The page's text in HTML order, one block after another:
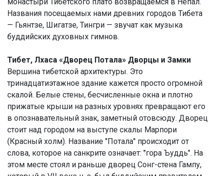
Названия посещаемых нами древних городов Тибета
— Гьянтзе, Шигатзе, Тингри — звучат как музыка
буддийских духовных гимнов.
Тибет, Лхаса «Дворец Потала» Дворцы и Замки
Вершина тибетской архитектуры. Это
тринадцатиэтажное здание кажется просто огромной
скалой. Белые стены, бесчисленные окна и плотно
прижатые крыши на разных уровнях превращают его
в опознавательный знак, заметный отовсюду. Дворец
стоит над городом на выступе скалы Марпори
(Красный холм). Название "Потала" происходит от
слова, которое на санкрите означает: "гора Ъуддь". На
этом месте стоял и раньше дворец Сонг-стена Гампу,